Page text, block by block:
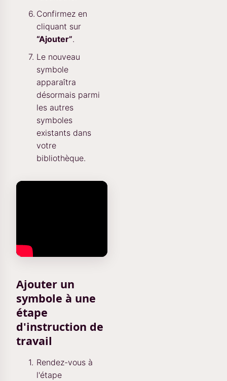
Confirmez en
cliquant sur
“Ajouter”.
Le nouveau
symbole
apparaîtra
désormais parmi
les autres
symboles
existants dans
votre
bibliothèque.
Ajouter un
symbole à une
étape
d'instruction de
travail
Rendez-vous à
l'étape